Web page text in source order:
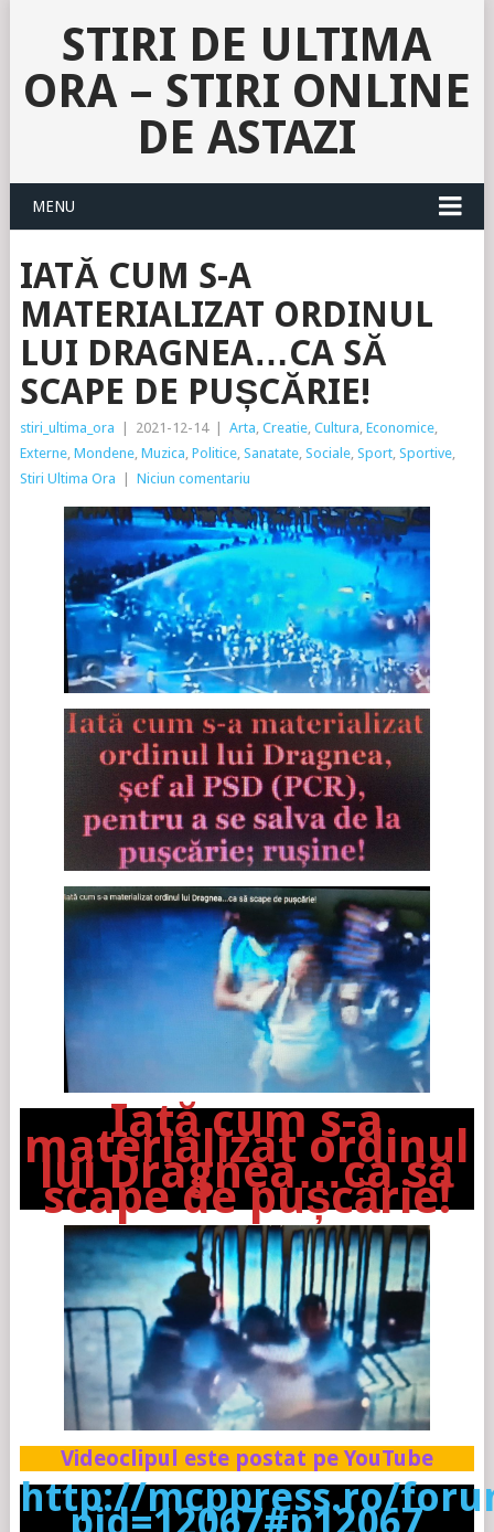
STIRI DE ULTIMA
ORA – STIRI ONLINE
DE ASTAZI
MENU
IATĂ CUM S-A
MATERIALIZAT ORDINUL
LUI DRAGNEA…CA SĂ
SCAPE DE PUȘCĂRIE!
stiri_ultima_ora 2021-12-14 Arta, Creatie, Cultura, Economice,
Externe, Mondene, Muzica, Politice, Sanatate, Sociale, Sport, Sportive,
Stiri Ultima Ora
Niciun comentariu
Iată cum s-a
materializat ordinul
lui Dragnea…ca să
scape de pușcărie!
Videoclipul este postat pe YouTube
http://mcppress.ro/
pid=12067#p12067